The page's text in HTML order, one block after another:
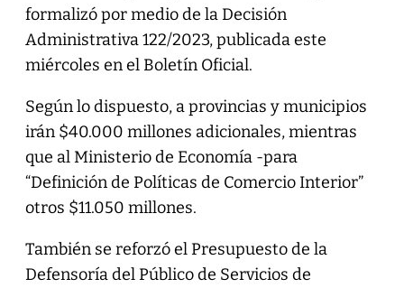
formalizó por medio de la Decisión
Administrativa 122/2023, publicada este
miércoles en el Boletín Oficial.
Según lo dispuesto, a provincias y municipios
irán $40.000 millones adicionales, mientras
que al Ministerio de Economía -para
“Definición de Políticas de Comercio Interior”
otros $11.050 millones.
También se reforzó el Presupuesto de la
Defensoría del Público de Servicios de